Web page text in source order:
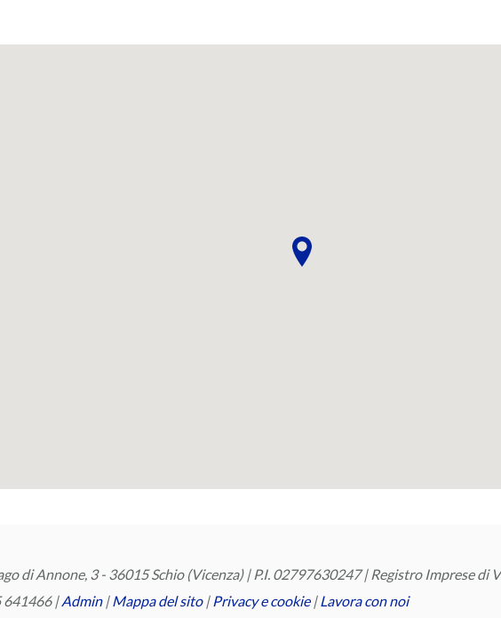
di Annone, 3 - 36015 Schio (Vicenza) | P.I. 02797630247 | Registro Imprese di
641466 |Admin|Mappa del sito‎ | Privacy e cookie |Lavora con noi